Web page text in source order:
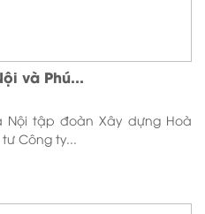
và Phú...
Nội tập đoàn Xây dựng Hoà
Công ty...